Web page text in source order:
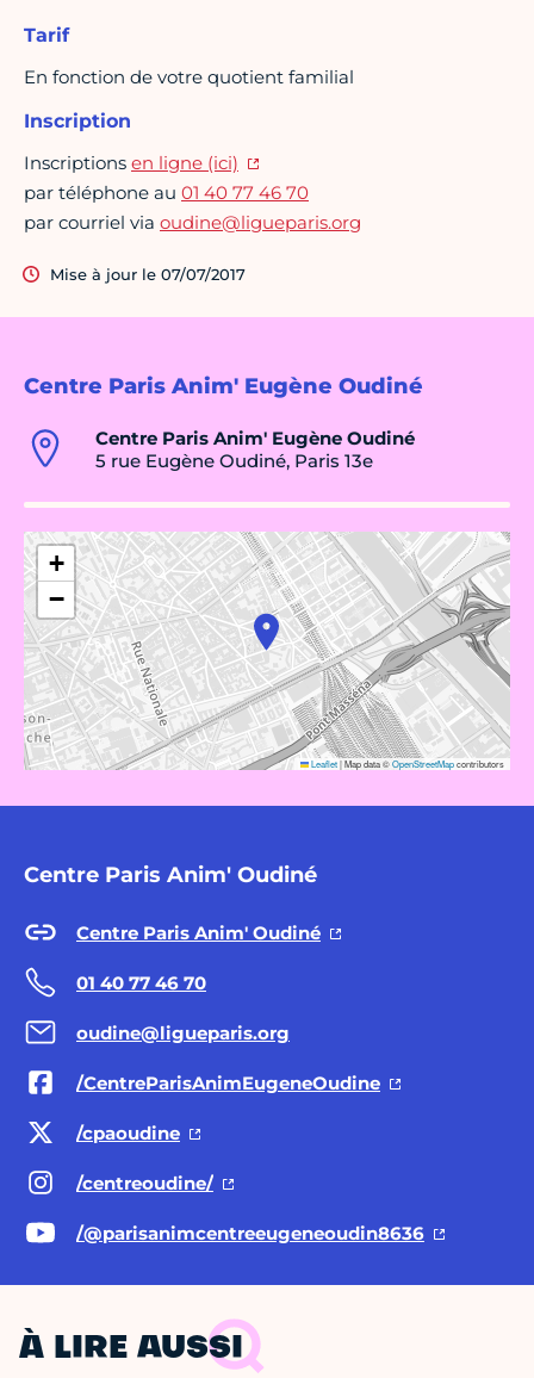
Centre Paris Anim' Eugène Oudiné
Centre Paris Anim' Eugène Oudiné
5 rue Eugène Oudiné, Paris 13e
+
−
Leaflet|Map data ©OpenStreetMapcontributors
Centre Paris Anim' Oudiné
Centre Paris Anim' Oudiné
01 40 77 46 70
oudine@ligueparis.org
/CentreParisAnimEugeneOudine
/cpaoudine
/centreoudine/
/@parisanimcentreeugeneoudin8636
Tarif
En fonction de votre quotient familial
Inscription
Inscriptions en ligne (ici)
par téléphone au 01 40 77 46 70
par courriel via oudine@ligueparis.org
Mise à jour le 07/07/2017
À LIRE AUSSI